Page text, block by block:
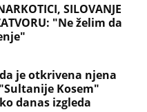
SILOVANJE
"Ne želim da
je otkrivena njena
Kosem"
danas izgleda